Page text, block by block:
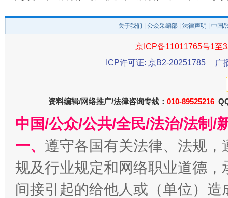
千年窑火 生生不息 一
关于我们 公众采编部 法律声明 | 中国
京ICP备11011765号1至
ICP许可证: 京B2-20251785
广
资料编辑/网络推广/法律咨询专线： 010-89525216
中国/公众/公共/全民/法治/法制/
一、 遵守各国有关法律、法规
规及行业规定和网络职业道德
间接引起的给他人或（单位）